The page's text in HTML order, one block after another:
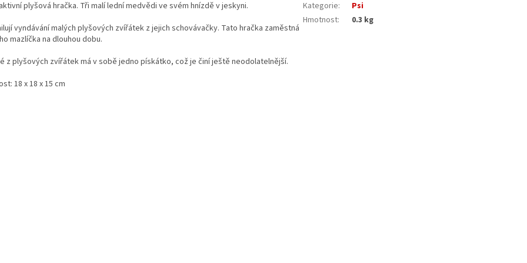
plyšová hračka. Tři malí lední medvědi ve svém hnízdě v jeskyni.
vyndávání malých plyšových zvířátek z jejich schovávačky. Tato hračka zaměstná
mazlíčka na dlouhou dobu.
z plyšových zvířátek má v sobě jedno pískátko, což je činí ještě neodolatelnější.
18 x 18 x 15 cm
Kategorie:
Psi
Hmotnost: 0.3 kg